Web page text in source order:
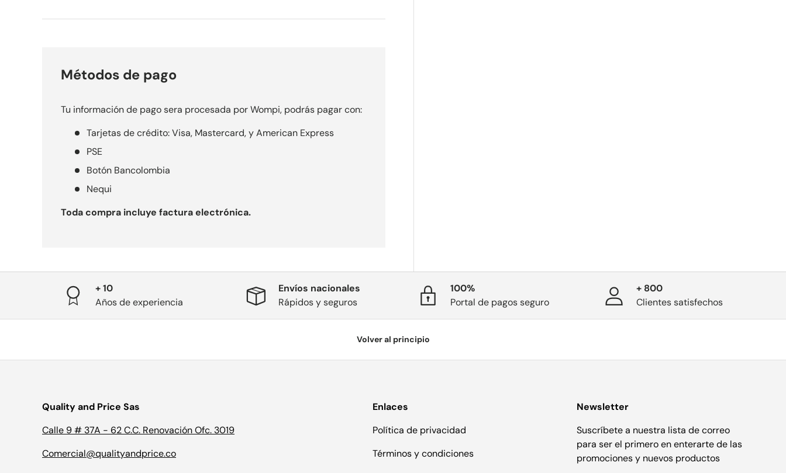
Métodos de pago
Tu información de pago sera procesada por Wompi, podrás pagar con:
Tarjetas de crédito: Visa, Mastercard, y American Express
PSE
Botón Bancolombia
Nequi
Toda compra incluye factura electrónica.
+ 10
Años de experiencia
Envíos nacionales
Rápidos y seguros
100%
Portal de pagos seguro
+ 800
Clientes satisfechos
Volver al principio
Quality and Price Sas
Calle 9 # 37A - 62 C.C. Renovación Ofc. 3019
Comercial@qualityandprice.co
Enlaces
Política de privacidad
Términos y condiciones
Newsletter
Suscríbete a nuestra lista de correo
para ser el primero en enterarte de las
promociones y nuevos productos